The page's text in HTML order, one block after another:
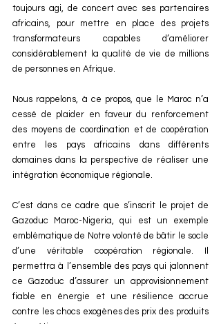
toujours agi, de concert avec ses partenaires
africains, pour mettre en place des projets
transformateurs capables d’améliorer
considérablement la qualité de vie de millions
de personnes en Afrique.
Nous rappelons, à ce propos, que le Maroc n’a
cessé de plaider en faveur du renforcement
des moyens de coordination et de coopération
entre les pays africains dans différents
domaines dans la perspective de réaliser une
intégration économique régionale.
C’est dans ce cadre que s’inscrit le projet de
Gazoduc Maroc-Nigeria, qui est un exemple
emblématique de Notre volonté de bâtir le socle
d’une véritable coopération régionale. Il
permettra à l’ensemble des pays qui jalonnent
ce Gazoduc d’assurer un approvisionnement
fiable en énergie et une résilience accrue
contre les chocs exogènes des prix des produits